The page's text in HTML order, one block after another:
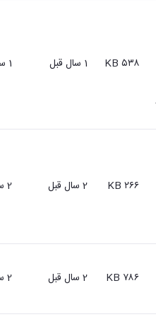
۵۳۸ KB 1 سال قبل 1 سال قبل
۲۶۶ KB 2 سال قبل 2 سال قبل
۷۸۶ KB 2 سال قبل 2 سال قبل